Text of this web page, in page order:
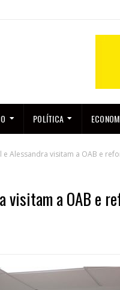
POLÍTICA
e Alessandra visitam a OAB e
visitam a OAB e